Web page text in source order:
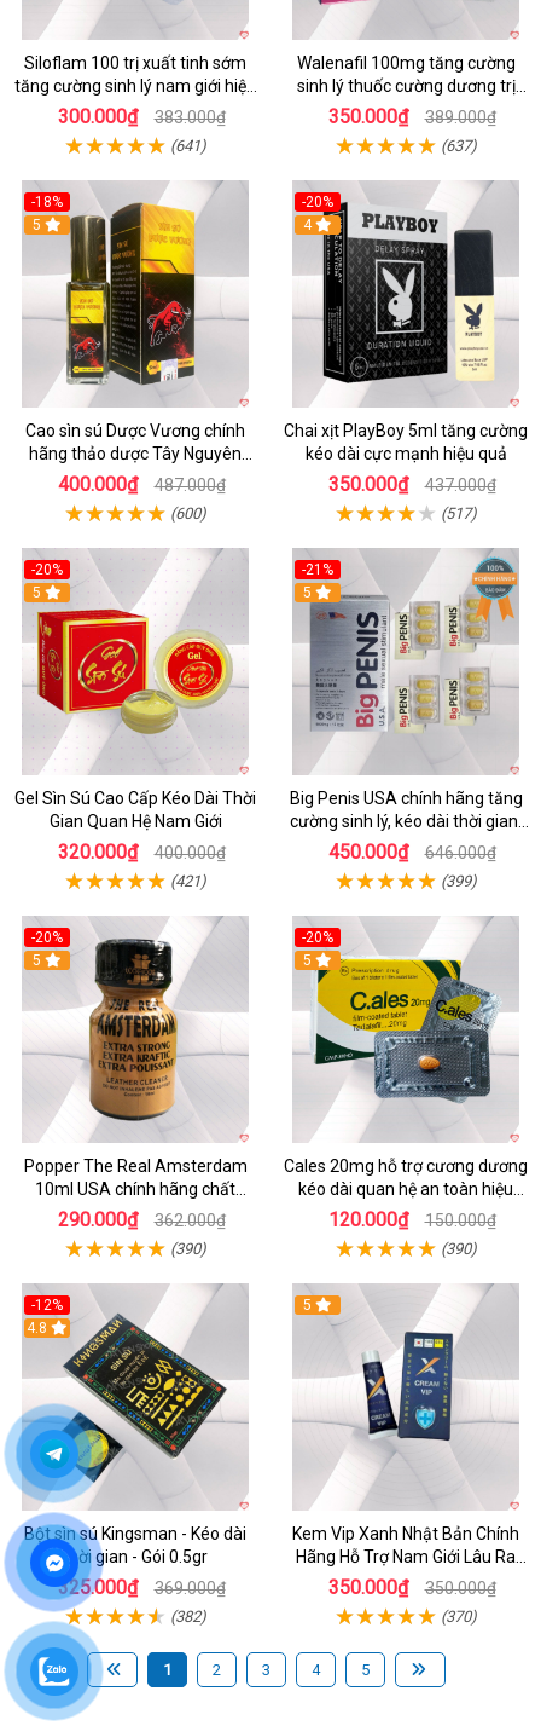
Siloflam 100 trị xuất tinh sớm
tăng cường sinh lý nam giới hiệu
quả
300.000₫ 383.000₫
(641)
Walenafil 100mg tăng cường
sinh lý thuốc cường dương trị
xuất tinh sớm kéo dài
350.000₫ 389.000₫
(637)
-18%
5
Cao sìn sú Dược Vương chính
hãng thảo dược Tây Nguyên
hiệu quả an toàn
400.000₫ 487.000₫
(600)
-20%
4
Chai xịt PlayBoy 5ml tăng cường
kéo dài cực mạnh hiệu quả
350.000₫ 437.000₫
(517)
-20%
5
Gel Sìn Sú Cao Cấp Kéo Dài Thời
Gian Quan Hệ Nam Giới
320.000₫ 400.000₫
(421)
-21%
5
Big Penis USA chính hãng tăng
cường sinh lý, kéo dài thời gian,
chống xuất tinh sớm
450.000₫ 646.000₫
(399)
-20%
5
Popper The Real Amsterdam
10ml USA chính hãng chất
lượng cao
290.000₫ 362.000₫
(390)
-20%
5
Cales 20mg hỗ trợ cương dương
kéo dài quan hệ an toàn hiệu
quả
120.000₫ 150.000₫
(390)
-12%
Hot
4.8
Bột sìn sú Kingsman - Kéo dài
thời gian - Gói 0.5gr
325.000₫ 369.000₫
(382)
5
Kem Vip Xanh Nhật Bản Chính
Hãng Hỗ Trợ Nam Giới Lâu Ra
Tăng Cường Sinh Lý
350.000₫ 350.000₫
(370)
1 2 3 4 5